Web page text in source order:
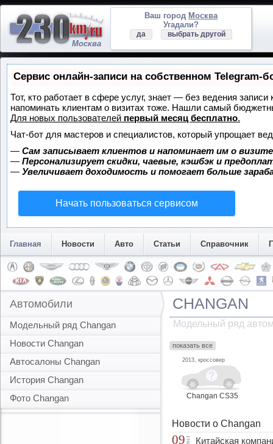
Москва
Ваш город Москва
Угадали?
да выбрать другой
Сервис онлайн-записи на собственном Telegram-
Тот, кто работает в сфере услуг, знает — без ведения
напоминать клиентам о визитах тоже. Нашли самый
Для новых пользователей первый месяц бесплатно.
Чат-бот для мастеров и специалистов, который упрощает
— Сам записывает клиентов и напоминает им о
— Персонализирует скидки, чаевые, кэшбэк и
— Увеличивает доходимость и помогает больше
Начать пользоваться сервисом
Главная Новости Авто Статьи Справочник
Автомобили
Модельный ряд Changan
Новости Changan
Автосалоны Changan
История Changan
Фото Changan
CHANGAN
Модельный ряд
показать все
2013, кроссовер
Changan CS35
Новости о Changan
092013 Китайская